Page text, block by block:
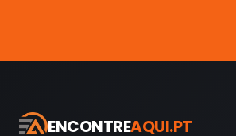
ENCONTREAQUI.PT